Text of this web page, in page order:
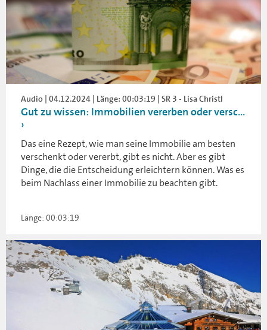
Audio | 04.12.2024 | Länge: 00:03:19 | SR 3 - Lisa Christl
Gut zu wissen: Immobilien vererben oder versc...
Das eine Rezept, wie man seine Immobilie am besten
verschenkt oder vererbt, gibt es nicht. Aber es gibt
Dinge, die die Entscheidung erleichtern können. Was es
beim Nachlass einer Immobilie zu beachten gibt.
Länge: 00:03:19